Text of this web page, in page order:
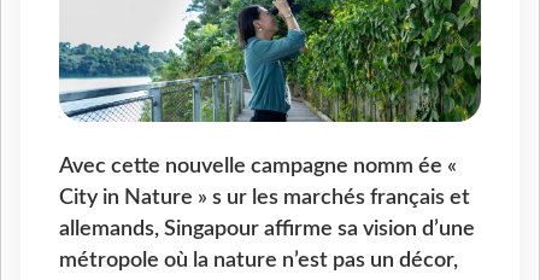
Avec cette nouvelle campagne nomm ée «
City in Nature » s ur les marchés français et
allemands, Singapour affirme sa vision d’une
métropole où la nature n’est pas un décor,